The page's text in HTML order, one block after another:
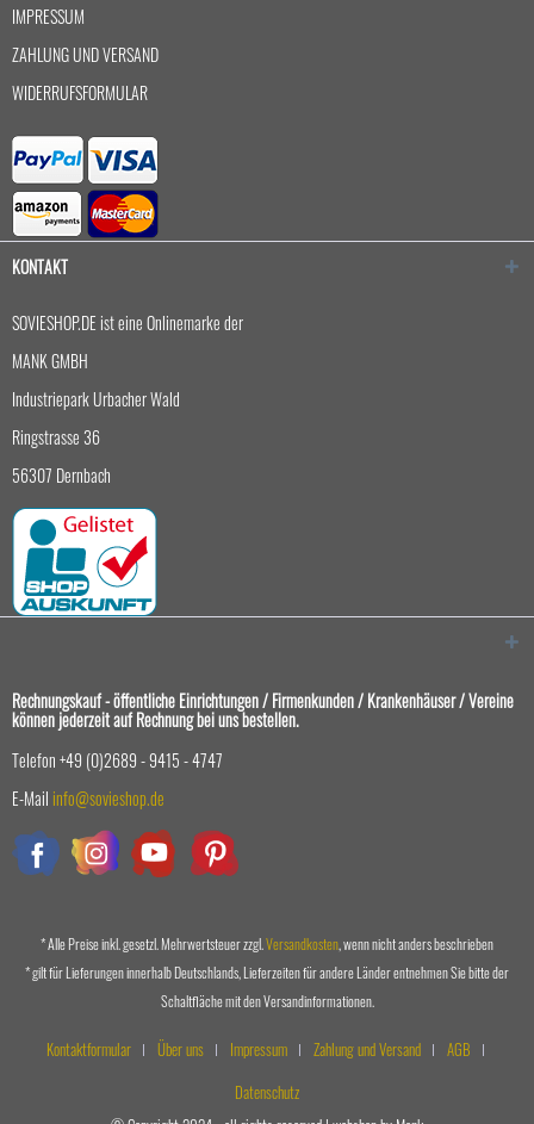
IMPRESSUM
ZAHLUNG UND VERSAND
WIDERRUFSFORMULAR
KONTAKT
SOVIESHOP.DE ist eine Onlinemarke der
MANK GMBH
Industriepark Urbacher Wald
Ringstrasse 36
56307 Dernbach
Rechnungskauf - öffentliche Einrichtungen / Firmenkunden / Krankenhäuser / Vereine
können jederzeit auf Rechnung bei uns bestellen.
Telefon +49 (0)2689 - 9415 - 4747
E-Mail info@sovieshop.de
* Alle Preise inkl. gesetzl. Mehrwertsteuer zzgl.Versandkosten, wenn nicht anders beschrieben
* gilt für Lieferungen innerhalb Deutschlands, Lieferzeiten für andere Länder entnehmen Sie bitte der
Schaltfläche mit den Versandinformationen.
Kontaktformular Über uns Impressum Zahlung und Versand
AGB
Datenschutz